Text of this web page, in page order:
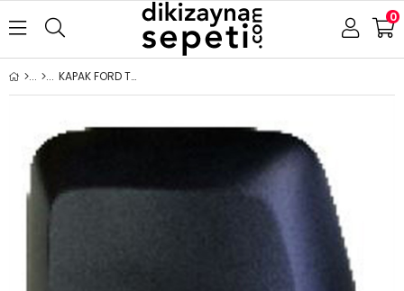
0
KAPAK FORD TRANSİT CUSTOM 2012- SOL